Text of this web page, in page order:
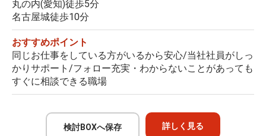
丸の内(愛知)徒歩5分
名古屋城徒歩10分
おすすめポイント
同じお仕事をしている方がいるから安心/当社社員がしっ
かりサポート/フォロー充実・わからないことがあっても
すぐに相談できる職場
検討BOXへ保存 詳しく見る